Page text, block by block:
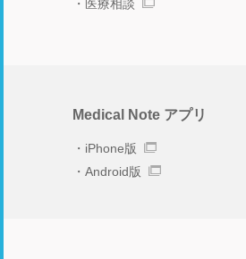
医療相談
Medical Note アプリ
iPhone版
Android版